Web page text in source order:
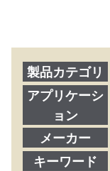
製品カテゴリ
アプリケーシ
ョン
メーカー
キーワード